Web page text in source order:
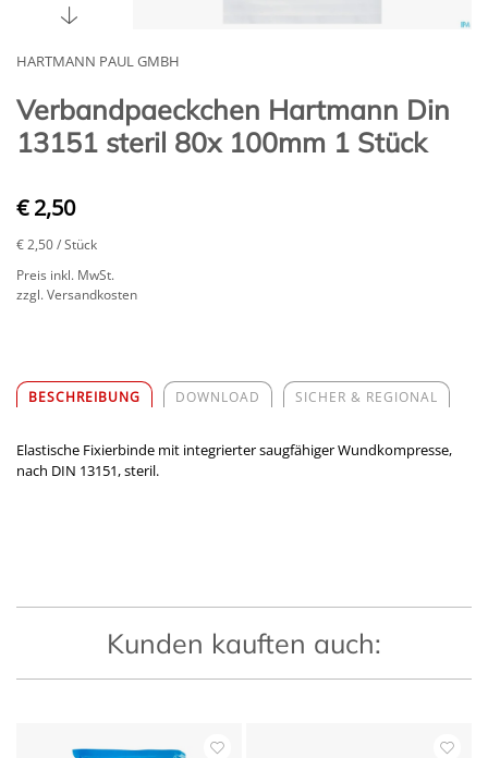
HARTMANN PAUL GMBH
Verbandpaeckchen Hartmann Din
13151 steril 80x 100mm 1 Stück
€ 2,50
€ 2,50/ Stück
Preis inkl. MwSt.
zzgl. Versandkosten
BESCHREIBUNG DOWNLOAD SICHER & REGIONAL
Elastische Fixierbinde mit integrierter saugfähiger Wundkompresse,
nach DIN 13151, steril.
Kunden kauften auch: